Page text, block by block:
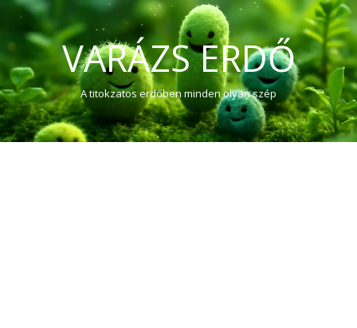
VARÁZS ERDŐ
A titokzatos erdőben minden olyan szép